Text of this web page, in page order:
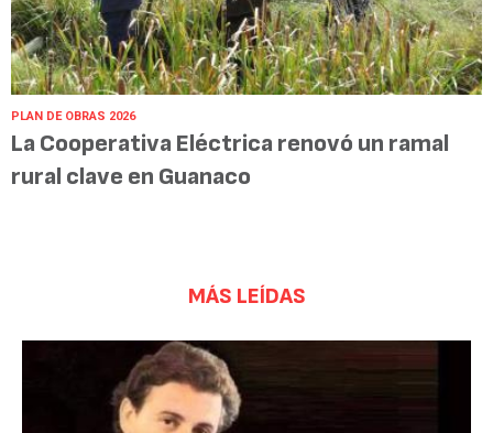
PLAN DE OBRAS 2026
La Cooperativa Eléctrica renovó un ramal
rural clave en Guanaco
MÁS LEÍDAS